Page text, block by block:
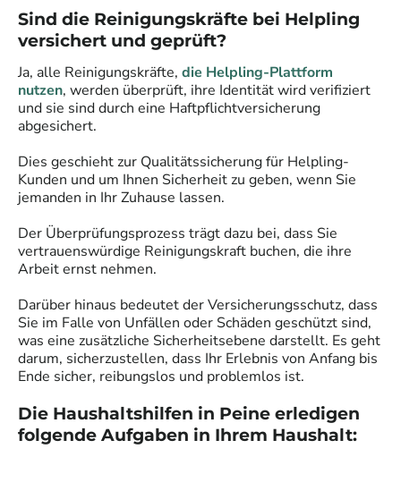
Sind die Reinigungskräfte bei Helpling
versichert und geprüft?
Ja, alle Reinigungskräfte, die Helpling-Plattform
nutzen, werden überprüft, ihre Identität wird verifiziert
und sie sind durch eine Haftpflichtversicherung
abgesichert.
Dies geschieht zur Qualitätssicherung für Helpling-
Kunden und um Ihnen Sicherheit zu geben, wenn Sie
jemanden in Ihr Zuhause lassen.
Der Überprüfungsprozess trägt dazu bei, dass Sie
vertrauenswürdige Reinigungskraft buchen, die ihre
Arbeit ernst nehmen.
Darüber hinaus bedeutet der Versicherungsschutz, dass
Sie im Falle von Unfällen oder Schäden geschützt sind,
was eine zusätzliche Sicherheitsebene darstellt. Es geht
darum, sicherzustellen, dass Ihr Erlebnis von Anfang bis
Ende sicher, reibungslos und problemlos ist.
Die Haushaltshilfen in Peine erledigen
folgende Aufgaben in Ihrem Haushalt: